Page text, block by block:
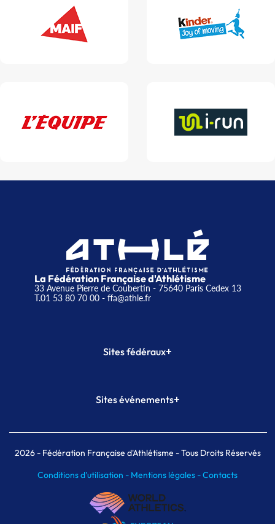
La Fédération Française d'Athlétisme
33 Avenue Pierre de Coubertin - 75640 Paris Cedex 13
T.01 53 80 70 00- ffa@athle.fr
Sites fédéraux+
Plateforme Formation
Sites événements+
Meeting de Paris indoor
MAIF Ekiden de Paris
2026- Fédération Française d'Athlétisme - Tous Droits Réservés
Conditions d'utilisation - Mentions légales -Contacts